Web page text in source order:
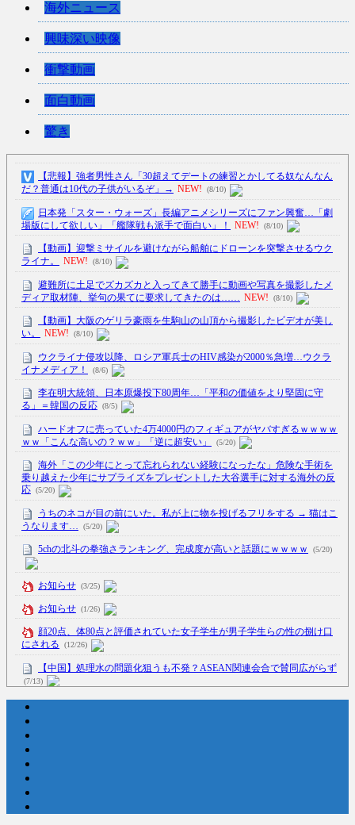
海外ニュース
興味深い映像
衝撃動画
面白動画
驚き
【悲報】強者男性さん「30超えてデートの練習とかしてる奴なんなん
だ？普通は10代の子供がいるぞ」→ NEW! (8/10)
日本発「スター・ウォーズ」長編アニメシリーズにファン興奮…「劇
場版にして欲しい」「艦隊戦も派手で面白い」！
NEW! (8/10)
【動画】迎撃ミサイルを避けながら船舶にドローンを突撃させるウク
ライナ。
NEW! (8/10)
避難所に土足でズカズカと入ってきて勝手に動画や写真を撮影したメ
ディア取材陣、挙句の果てに要求してきたのは…… NEW! (8/10)
【動画】大阪のゲリラ豪雨を生駒山の山頂から撮影したビデオが美し
い。
NEW! (8/10)
ウクライナ侵攻以降、ロシア軍兵士のHIV感染が2000％急増…ウクラ
イナメディア！
(8/6)
李在明大統領、日本原爆投下80周年…「平和の価値をより堅固に守
る」＝韓国の反応 (8/5)
ハードオフに売っていた4万4000円のフィギュアがヤバすぎるｗｗｗｗ
ｗｗ「こんな高いの？ｗｗ」「逆に超安い」
(5/20)
海外「この少年にとって忘れられない経験になったな」危険な手術を
乗り越えた少年にサプライズをプレゼントした大谷選手に対する海外の反
応 (5/20)
うちのネコが目の前にいた。私が上に物を投げるフリをする → 猫はこ
うなります…
(5/20)
5chの北斗の拳強さランキング、完成度が高いと話題にｗｗｗｗ (5/20)
お知らせ (3/25)
お知らせ (1/26)
顔20点、体80点と評価されていた女子学生が男子学生らの性の捌け口
にされる
(12/26)
【中国】処理水の問題化狙うも不発？ASEAN関連会合で賛同広がらず
(7/13)
Powered by livedoor 相互RSS